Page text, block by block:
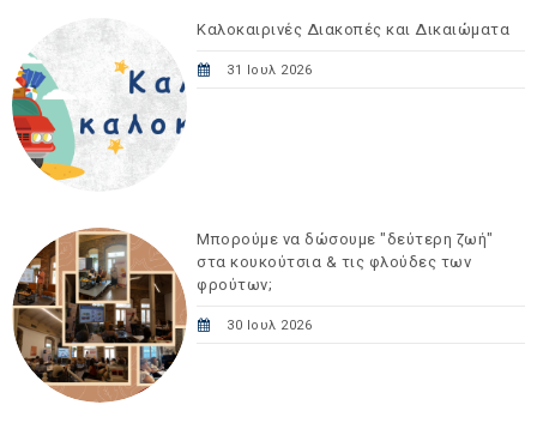
Καλοκαιρινές Διακοπές και Δικαιώματα
31 Ιουλ 2026
Μπορούμε να δώσουμε "δεύτερη ζωή"
στα κουκούτσια & τις φλούδες των
φρούτων;
30 Ιουλ 2026